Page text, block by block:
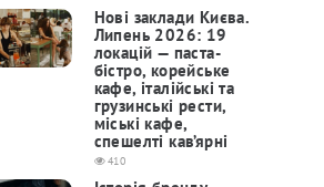
Нові заклади Києва.
Липень 2026: 19
локацій — паста-
бістро, корейське
кафе, італійські та
грузинські рести,
міські кафе,
спешелті кав’ярні
410